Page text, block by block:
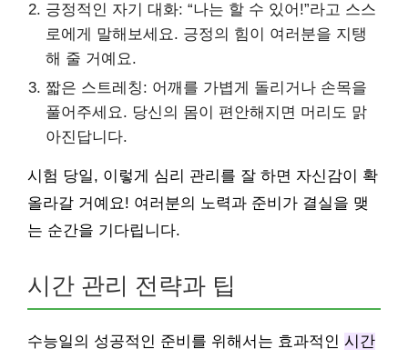
긍정적인 자기 대화: “나는 할 수 있어!”라고 스스
로에게 말해보세요. 긍정의 힘이 여러분을 지탱
해 줄 거예요.
짧은 스트레칭: 어깨를 가볍게 돌리거나 손목을
풀어주세요. 당신의 몸이 편안해지면 머리도 맑
아진답니다.
시험 당일, 이렇게 심리 관리를 잘 하면 자신감이 확
올라갈 거예요! 여러분의 노력과 준비가 결실을 맺
는 순간을 기다립니다.
시간 관리 전략과 팁
수능일의 성공적인 준비를 위해서는 효과적인 시간